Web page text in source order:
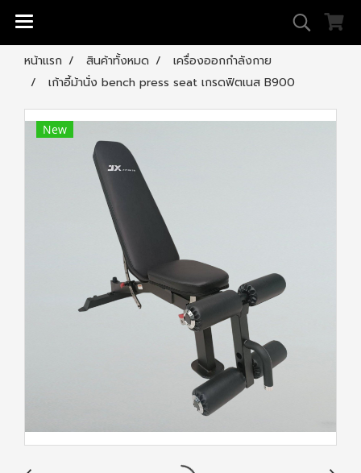
หน้าแรก สินค้าทั้งหมด
เครื่องออกกำลังกาย
เก้าอี้ม้านั่ง bench press seat เกรดฟิตเนส B900
New